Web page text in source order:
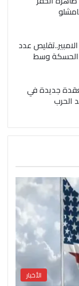
عدد
الحسكة وسط
جديدة في
الحرب
الأخبار